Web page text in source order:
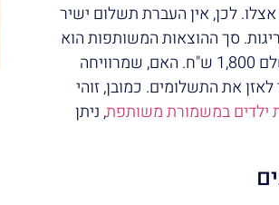
לכן, אין העברת תשלום ישיר
סך ההוצאות המשותפות הוא
3,000 ש"ח (2,000 מדור + 1,000 חריגות). האב, שמרוויח 60%, ישלם 1,800 ש"ח. האם, שמרוויחה
במקרה זה, האב יעביר לאם 600 ש"ח כדי לאזן את התשלומים. כמובן, זוהי
ילדים במשמורת משותפת, ניתן